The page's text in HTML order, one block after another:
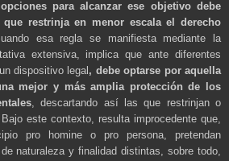
para alcanzar ese objetivo debe
que restrinja en menor escala el derecho
esa regla se manifiesta mediante la
extensiva, implica que ante diferentes
dispositivo legal , debe optarse por aquella
mejor y más amplia protección de los
, descartando así las que restrinjan o
este contexto, resulta improcedente que,
pro homine o pro persona, pretendan
naturaleza y finalidad distintas, sobre todo,